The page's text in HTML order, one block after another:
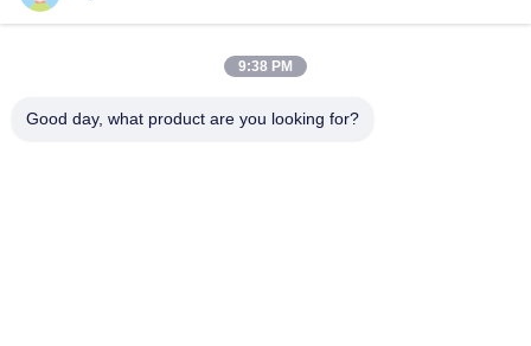
Micro Load Cell 1000kg Sensor
Transducer Button Load Cell
9:38 PM
Good day, what product are you looking for?